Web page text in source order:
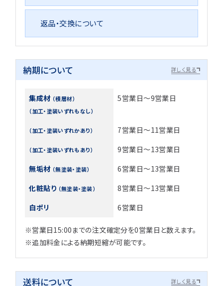
返品・交換について
納期について 詳しく見る
集成材 （積層材）
（加工・塗装いずれもなし）
5営業日～9営業日
（加工・塗装いずれかあり） 7営業日～11営業日
（加工・塗装いずれもあり）
9営業日～13営業日
無垢材 （無塗装・塗装）
6営業日～13営業日
化粧貼り （無塗装・塗装）
8営業日～13営業日
白ポリ
6営業日
※営業日15:00までの注文確定分を0営業日と数えます。
※追加料金による納期短縮が可能です。
送料について 詳しく見る